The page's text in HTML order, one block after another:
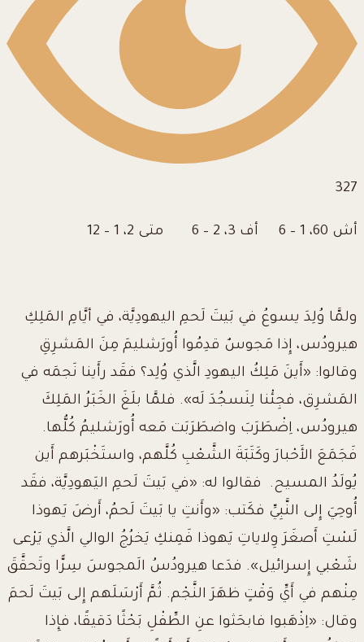
327
أش 60، 1 – 6 أف 3، 2 – 6 متى 2، 1 – 12
ولمَّا وُلِدَ يسوعُ في بَيتَ لَحمِ اليهودِيَّة، في أيَّامِ المَلِكِ
هيرودُس، إِذا مَجوسٌ قدِمُوا أُورَشليمَ مِنَ المَشرِقِ
وقالوا: «أَينَ مَلِكُ اليهودِ الَّذي وُلِد؟ فقَد رأَينا نَجمَه في
المَشرِق، فجِئْنا لِنَسجُدَ لَه». فلمَّا بلَغَ الخَبَرُ المَلِكَ
هيرودُس، اِضْطَرَبَ واضطَرَبَت مَعه أُورَشليمُ كُلُّها.
فَجَمَعَ الأَحْبارَ وكَتَبَةَ الشَّعْبِ كُلَّهم، واستَخْبَرهم أَين
يُولَدُ المسيح.
فقالوا له: «في بَيتَ لَحمِ اليَهودِيَّة، فقَد
أُوحِيَ إِلى النَّبِيِّ فكَتب: «وأَنتِ يا بَيتَ لَحمُ، أَرضَ يَهوذا
لَسْتِ أَصغَرَ وِلاياتِ يَهوذا فَمِنكِ يَخرُجُ الوالي الَّذي يَرْعى
شَعْبي إِسرائيل». فدَعا هيرودُسُ الَمجوسَ سِرًّا وتَحقَّقَ
مِنْهم في أَيِّ وَقْتٍ ظهَرَ النَّجْم. ثُمَّ أَرْسَلَهم إِلى بَيتَ لَحمَ
وقال: «اِذْهَبوا فابحَثوا عنِ الطِّفْلِ بَحْثًا دَقيقًا، فإِذا